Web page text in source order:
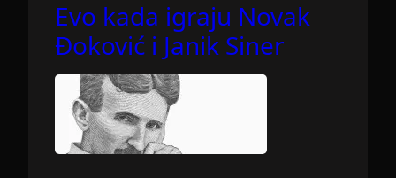
Evo kada igraju Novak
Đoković i Janik Siner